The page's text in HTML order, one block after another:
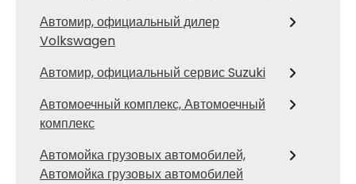
Автомир, официальный дилер
Volkswagen
Автомир, официальный сервис Suzuki
Автомоечный комплекс, Автомоечный
комплекс
Автомойка грузовых автомобилей,
Автомойка грузовых автомобилей